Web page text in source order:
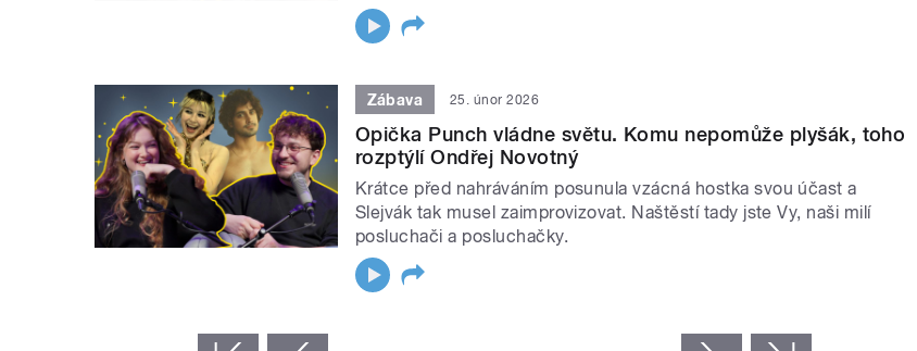
Zábava 25. únor 2026
Opička Punch vládne světu. Komu nepomůže plyšák, toho
rozptýlí Ondřej Novotný
Krátce před nahráváním posunula vzácná hostka svou účast a
Slejvák tak musel zaimprovizovat. Naštěstí tady jste Vy, naši milí
posluchači a posluchačky.